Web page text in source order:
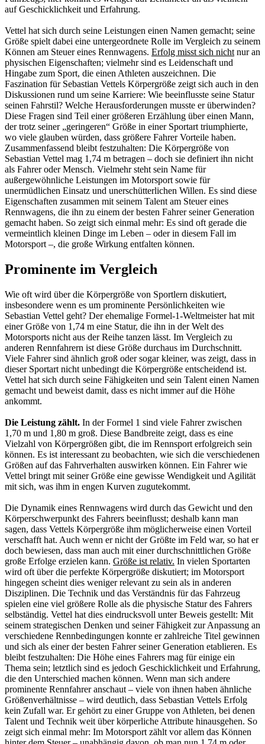
auf Geschicklichkeit und Erfahrung.
Vettel hat sich durch seine Leistungen einen Namen gemacht; seine
Größe spielt dabei eine untergeordnete Rolle im Vergleich zu seinem
Können am Steuer eines Rennwagens. Erfolg misst sich nichtnur an
physischen Eigenschaften; vielmehr sind es Leidenschaft und
Hingabe zum Sport, die einen Athleten auszeichnen. Die
Faszination für Sebastian Vettels Körpergröße zeigt sich auch in den
Diskussionen rund um seine Karriere: Wie beeinflusste seine Statur
seinen Fahrstil? Welche Herausforderungen musste er überwinden?
Diese Fragen sind Teil einer größeren Erzählung über einen Mann,
der trotz seiner „geringeren“ Größe in einer Sportart triumphierte,
wo viele glauben würden, dass größere Fahrer Vorteile haben.
Zusammenfassend bleibt festzuhalten: Die Körpergröße von
Sebastian Vettel mag 1,74 m betragen – doch sie definiert ihn nicht
als Fahrer oder Mensch. Vielmehr steht sein Name für
außergewöhnliche Leistungen im Motorsport sowie für
unermüdlichen Einsatz und unerschütterlichen Willen. Es sind diese
Eigenschaften zusammen mit seinem Talent am Steuer eines
Rennwagens, die ihn zu einem der besten Fahrer seiner Generation
gemacht haben. So zeigt sich einmal mehr: Es sind oft gerade die
vermeintlich kleinen Dinge im Leben – oder in diesem Fall im
Motorsport –, die große Wirkung entfalten können.
Prominente im Vergleich
Wie oft wird über die Körpergröße von Sportlern diskutiert,
insbesondere wenn es um prominente Persönlichkeiten wie
Sebastian Vettel geht? Der ehemalige Formel-1-Weltmeister hat mit
einer Größe von 1,74 m eine Statur, die ihn in der Welt des
Motorsports nicht aus der Reihe tanzen lässt. Im Vergleich zu
anderen Rennfahrern ist diese Größe durchaus im Durchschnitt.
Viele Fahrer sind ähnlich groß oder sogar kleiner, was zeigt, dass in
dieser Sportart nicht unbedingt die Körpergröße entscheidend ist.
Vettel hat sich durch seine Fähigkeiten und sein Talent einen Namen
gemacht und beweist damit, dass es nicht immer auf die Höhe
ankommt.
Die Leistung zählt. In der Formel 1 sind viele Fahrer zwischen
1,70 m und 1,80 m groß. Diese Bandbreite zeigt, dass es eine
Vielzahl von Körpergrößen gibt, die im Rennsport erfolgreich sein
können. Es ist interessant zu beobachten, wie sich die verschiedenen
Größen auf das Fahrverhalten auswirken können. Ein Fahrer wie
Vettel bringt mit seiner Größe eine gewisse Wendigkeit und Agilität
mit sich, was ihm in engen Kurven zugutekommt.
Die Dynamik eines Rennwagens wird durch das Gewicht und den
Körperschwerpunkt des Fahrers beeinflusst; deshalb kann man
sagen, dass Vettels Körpergröße ihm möglicherweise einen Vorteil
verschafft hat. Auch wenn er nicht der Größte im Feld war, so hat er
doch bewiesen, dass man auch mit einer durchschnittlichen Größe
große Erfolge erzielen kann. Größe ist relativ. In vielen Sportarten
wird oft über die perfekte Körpergröße diskutiert; im Motorsport
hingegen scheint dies weniger relevant zu sein als in anderen
Disziplinen. Die Technik und das Verständnis für das Fahrzeug
spielen eine viel größere Rolle als die physische Statur des Fahrers
selbständig. Vettel hat dies eindrucksvoll unter Beweis gestellt: Mit
seinem strategischen Denken und seiner Fähigkeit zur Anpassung an
verschiedene Rennbedingungen konnte er zahlreiche Titel gewinnen
und sich als einer der besten Fahrer seiner Generation etablieren. Es
bleibt festzuhalten: Die Höhe eines Fahrers mag für einige ein
Thema sein; letztlich sind es jedoch Geschicklichkeit und Erfahrung,
die den Unterschied machen können. Wenn man sich andere
prominente Rennfahrer anschaut – viele von ihnen haben ähnliche
Größenverhältnisse – wird deutlich, dass Sebastian Vettels Erfolg
kein Zufall war. Er gehört zu einer Gruppe von Athleten, bei denen
Talent und Technik weit über körperliche Attribute hinausgehen. So
zeigt sich einmal mehr: Im Motorsport zählt vor allem das Können